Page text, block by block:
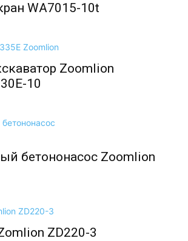
WA7015-10t
Zoomlion
10
бетононасос Zoomlion
ZD220-3